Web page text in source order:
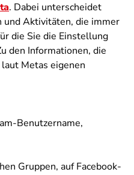
. Dabei unterscheidet
und Aktivitäten, die immer
die Sie die Einstellung
den Informationen, die
Metas eigenen
Benutzername,
Gruppen, auf Facebook-